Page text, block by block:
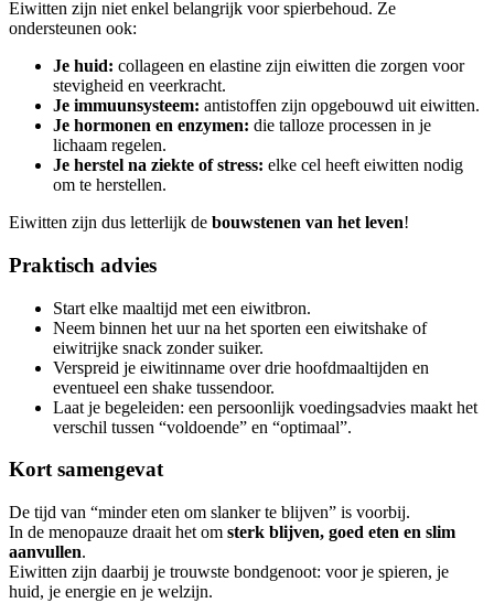
Eiwitten zijn niet enkel belangrijk voor spierbehoud. Ze
ondersteunen ook:
Je huid: collageen en elastine zijn eiwitten die zorgen voor
stevigheid en veerkracht.
Je immuunsysteem: antistoffen zijn opgebouwd uit eiwitten.
Je hormonen en enzymen: die talloze processen in je
lichaam regelen.
Je herstel na ziekte of stress: elke cel heeft eiwitten nodig
om te herstellen.
Eiwitten zijn dus letterlijk de bouwstenen van het leven!
Praktisch advies
Start elke maaltijd met een eiwitbron.
Neem binnen het uur na het sporten een eiwitshake of
eiwitrijke snack zonder suiker.
Verspreid je eiwitinname over drie hoofdmaaltijden en
eventueel een shake tussendoor.
Laat je begeleiden: een persoonlijk voedingsadvies maakt het
verschil tussen “voldoende” en “optimaal”.
Kort samengevat
De tijd van “minder eten om slanker te blijven” is voorbij.
In de menopauze draait het om sterk blijven, goed eten en slim
aanvullen.
Eiwitten zijn daarbij je trouwste bondgenoot: voor je spieren, je
huid, je energie en je welzijn.